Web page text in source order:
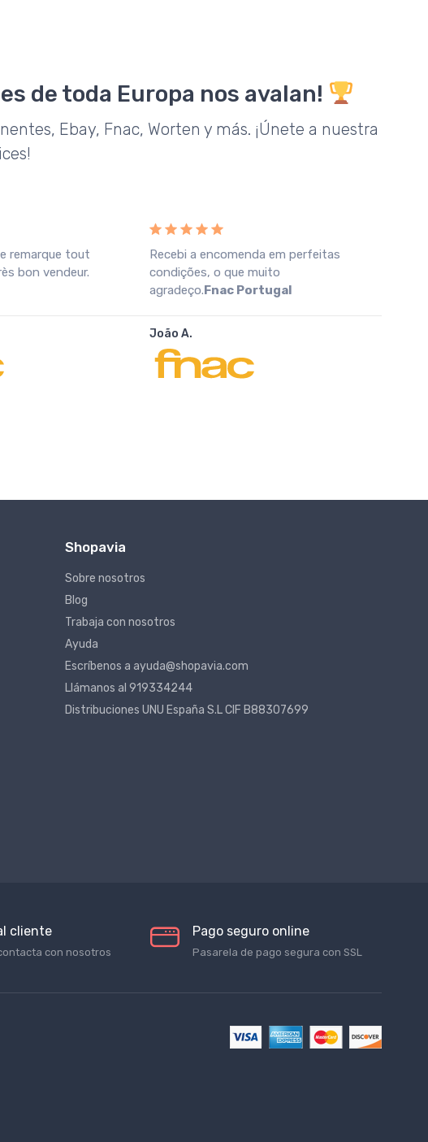
de toda Europa nos avalan!
Ebay, Fnac, Worten y más. ¡Únete a nuestra
remarque tout
bon vendeur.
Recebi a encomenda em perfeitas
condições, o que muito
agradeço.Fnac Portugal
João A.
Shopavia
Sobre nosotros
Blog
Trabaja con nosotros
Ayuda
Escríbenos a ayuda@shopavia.com
Llámanos al 919334244
Distribuciones UNU España S.L CIF B88307699
cliente
con nosotros
Pago seguro online
Pasarela de pago segura con SSL